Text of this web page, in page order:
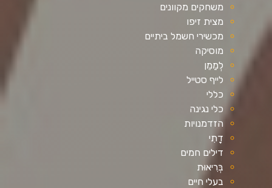
משחקים מקוונים
מצית זיפו
מכשירי חשמל ביתיים
מוסיקה
לְמַמֵן
לייף סטייל
כללי
כלי נגינה
הזדמנויות
דָתִי
דילים חמים
בְּרִיאוּת
בעלי חיים